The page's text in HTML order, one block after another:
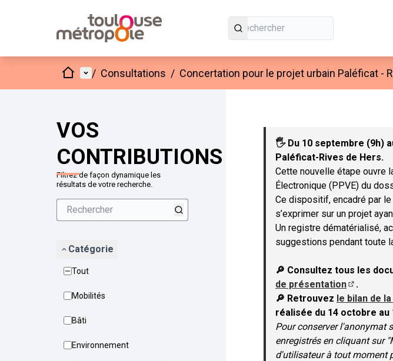
AccueilMenu principal
/ Consultations / Concertation pour le projet urbain Paléficat -
VOS
CONTRIBUTIONS
Filtrez de façon dynamique les
résultats de votre recherche.
Catégorie
Tout
Mobilités
Bâti
Environnement
🖐 Du 10 septembre (9h)
Paléficat-Rives de Hers.
Cette nouvelle étape ouvre
Électronique (PPVE) du
​Ce dispositif, encadré par le
s’exprimer sur un projet
​Un registre dématérialisé,
suggestions pendant toute
🔎 Consultez tous les
de présentation
(S'ouvre
.
​🔎 Retrouvez le bilan de
réalisée du 14 octobre au
Pour conserver l'anonymat
enregistrés en cliquant sur
d'utilisateur à tout moment